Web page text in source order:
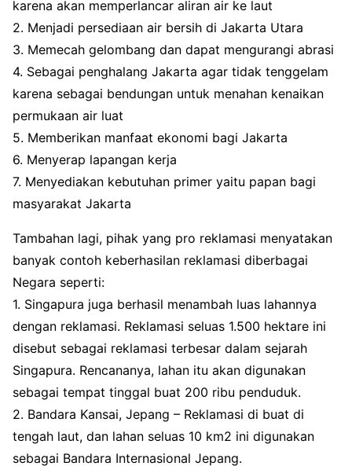
karena akan memperlancar aliran air ke laut
2. Menjadi persediaan air bersih di Jakarta Utara
3. Memecah gelombang dan dapat mengurangi abrasi
4. Sebagai penghalang Jakarta agar tidak tenggelam
karena sebagai bendungan untuk menahan kenaikan
permukaan air luat
5. Memberikan manfaat ekonomi bagi Jakarta
6. Menyerap lapangan kerja
7. Menyediakan kebutuhan primer yaitu papan bagi
masyarakat Jakarta
Tambahan lagi, pihak yang pro reklamasi menyatakan
banyak contoh keberhasilan reklamasi diberbagai
Negara seperti:
1. Singapura juga berhasil menambah luas lahannya
dengan reklamasi. Reklamasi seluas 1.500 hektare ini
disebut sebagai reklamasi terbesar dalam sejarah
Singapura. Rencananya, lahan itu akan digunakan
sebagai tempat tinggal buat 200 ribu penduduk.
2. Bandara Kansai, Jepang – Reklamasi di buat di
tengah laut, dan lahan seluas 10 km2 ini digunakan
sebagai Bandara Internasional Jepang.